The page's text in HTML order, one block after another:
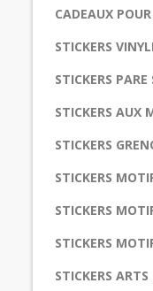
CADEAUX POUR
STICKERS
STICKERS
STICKERS AUX
STICKERS
STICKERS
STICKERS
STICKERS
STICKERS